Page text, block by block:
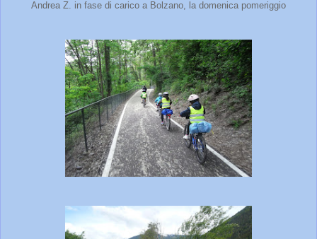
Andrea Z. in fase di carico a Bolzano, la domenica pomeriggio